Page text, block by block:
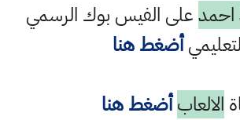
احمدعلى الفيس بوك الرسمي
أضغط هنا
الالعاب أضغط هنا